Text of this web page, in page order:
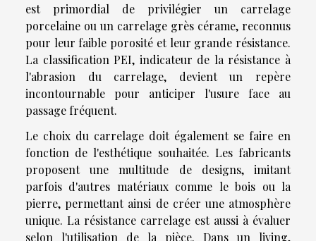
est primordial de privilégier un carrelage
porcelaine ou un carrelage grès cérame, reconnus
pour leur faible porosité et leur grande résistance.
La classification PEI, indicateur de la résistance à
l'abrasion du carrelage, devient un repère
incontournable pour anticiper l'usure face au
passage fréquent.
Le choix du carrelage doit également se faire en
fonction de l'esthétique souhaitée. Les fabricants
proposent une multitude de designs, imitant
parfois d'autres matériaux comme le bois ou la
pierre, permettant ainsi de créer une atmosphère
unique. La résistance carrelage est aussi à évaluer
selon l'utilisation de la pièce. Dans un living,